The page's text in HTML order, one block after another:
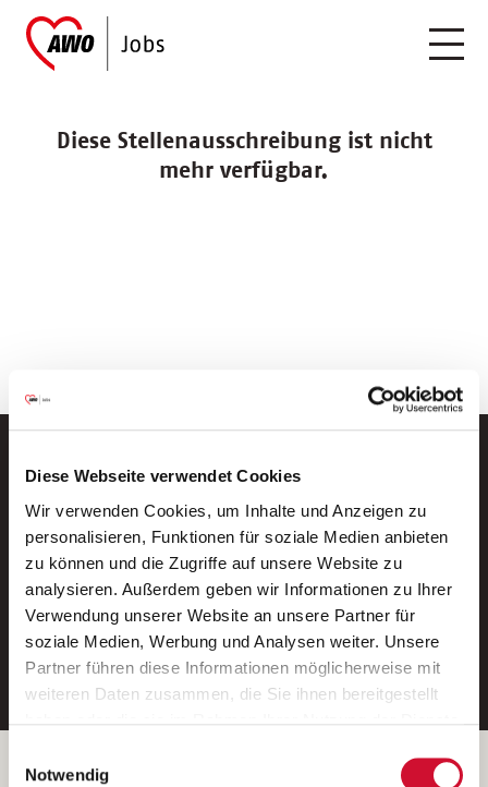
Diese Webseite verwendet Cookies
Wir verwenden Cookies, um Inhalte und Anzeigen zu
personalisieren, Funktionen für soziale Medien anbieten
zu können und die Zugriffe auf unsere Website zu
analysieren. Außerdem geben wir Informationen zu Ihrer
Verwendung unserer Website an unsere Partner für
soziale Medien, Werbung und Analysen weiter. Unsere
Partner führen diese Informationen möglicherweise mit
weiteren Daten zusammen, die Sie ihnen bereitgestellt
Wenn Sie auf „Cookies zulassen“ klicken, so stimmen
Notwendig
Diese Stellenausschreibung ist nicht
mehr verfügbar.
Neue Stellen per E-Mail.
Ein kostenloser Service von AWO
Jobs.
E-Mail-Adresse eintragen
Betreiber der Webseite